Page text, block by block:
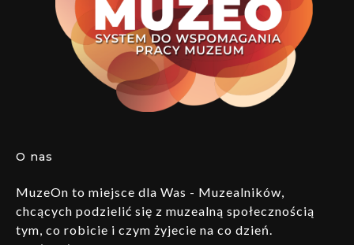
O nas
MuzeOn to miejsce dla Was - Muzealników,
chcących podzielić się z muzealną społecznością
tym, co robicie i czym żyjecie na co dzień.